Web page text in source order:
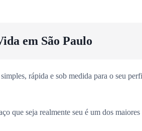
em São Paulo
rápida e sob medida para o seu
que seja realmente seu é um dos